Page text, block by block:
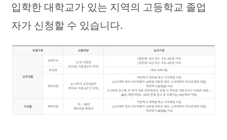
입학한 대학교가 있는 지역의 고등학교 졸업
자가 신청할 수 있습니다.